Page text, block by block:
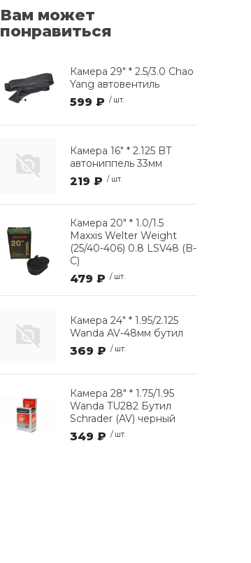
Вам может
понравиться
Камера 29" * 2.5/3.0 Chao
Yang автовентиль
599 ₽ / шт.
Камера 16" * 2.125 BT
автониппель 33мм
219 ₽ / шт.
Камера 20" * 1.0/1.5
Maxxis Welter Weight
(25/40-406) 0.8 LSV48 (B-
C)
479 ₽ / шт.
Камера 24" * 1.95/2.125
Wanda AV-48мм бутил
369 ₽ / шт.
Камера 28" * 1.75/1.95
Wanda TU282 Бутил
Schrader (AV) черный
349 ₽ / шт.